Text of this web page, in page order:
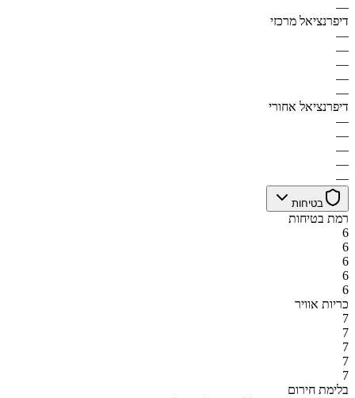
—
דיפרנציאל מרכזי
—
—
—
—
—
דיפרנציאל אחורי
—
—
—
—
—
בטיחות
רמת בטיחות
6
6
6
6
6
כריות אוויר
7
7
7
7
7
בלימת חירום